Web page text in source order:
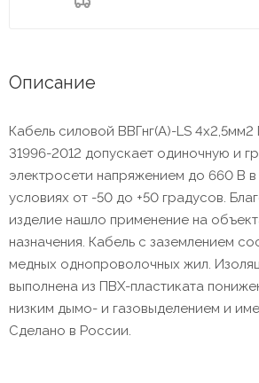
Описание
Кабель силовой ВВГнг(А)-LS
31996-2012 допускает одиночную и
электросети напряжением до 660 В
условиях от -50 до +50 градусов.
изделие нашло применение на
назначения. Кабель с заземлением
медных однопроволочных жил.
выполнена из ПВХ-пластиката
низким дымо- и газовыделением и
Сделано в России.